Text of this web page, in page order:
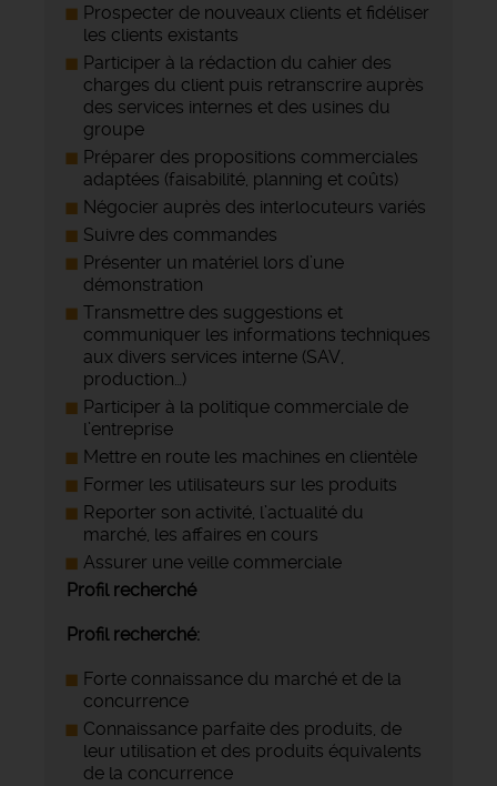
Prospecter de nouveaux clients et fidéliser
les clients existants
Participer à la rédaction du cahier des
charges du client puis retranscrire auprès
des services internes et des usines du
groupe
Préparer des propositions commerciales
adaptées (faisabilité, planning et coûts)
Négocier auprès des interlocuteurs variés
Suivre des commandes
Présenter un matériel lors d’une
démonstration
Transmettre des suggestions et
communiquer les informations techniques
aux divers services interne (SAV,
production…)
Participer à la politique commerciale de
l’entreprise
Mettre en route les machines en clientèle
Former les utilisateurs sur les produits
Reporter son activité, l’actualité du
marché, les affaires en cours
Assurer une veille commerciale
Profil recherché
Profil recherché:
Forte connaissance du marché et de la
concurrence
Connaissance parfaite des produits, de
leur utilisation et des produits équivalents
de la concurrence